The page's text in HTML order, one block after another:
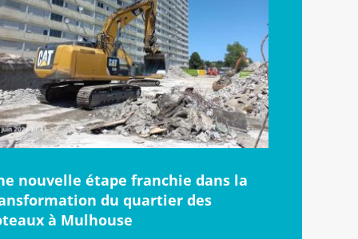
nouvelle étape franchie dans la
du quartier des
à Mulhouse